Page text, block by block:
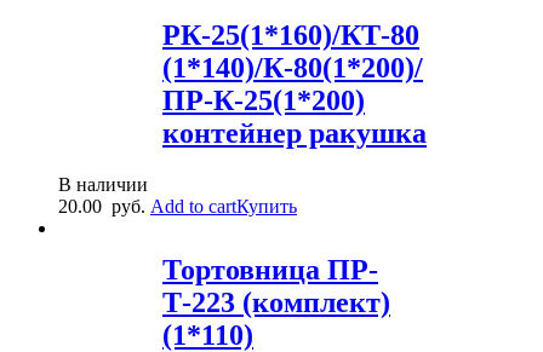
РК-25(1*160)/КТ-80
(1*140)/К-80(1*200)/
ПР-К-25(1*200)
контейнер ракушка
В наличии
20.00 руб. Add to cartКупить
Тортовница ПР-
Т-223 (комплект)
(1*110)